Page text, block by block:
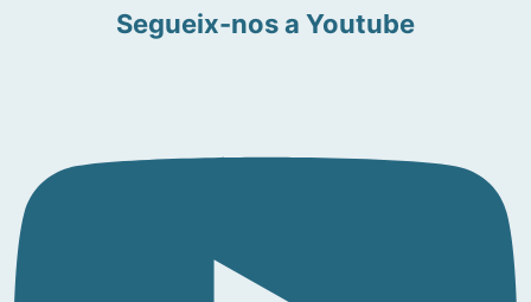
Segueix-nos a Youtube